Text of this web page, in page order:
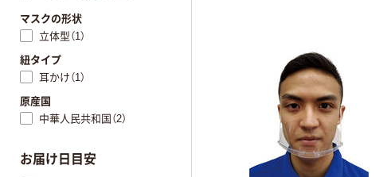
マスクの形状
立体型（1）
紐タイプ
耳かけ（1）
原産国
中華人民共和国（2）
お届け日目安